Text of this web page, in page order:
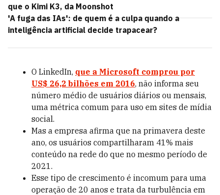
que o Kimi K3, da Moonshot
'A fuga das IAs': de quem é a culpa quando a
inteligência artificial decide trapacear?
O LinkedIn, que a Microsoft comprou por
US$ 26,2 bilhões em 2016, não informa seu
número médio de usuários diários ou mensais,
uma métrica comum para uso em sites de mídia
social.
Mas a empresa afirma que na primavera deste
ano, os usuários compartilharam 41% mais
conteúdo na rede do que no mesmo período de
2021.
Esse tipo de crescimento é incomum para uma
operação de 20 anos e trata da turbulência em